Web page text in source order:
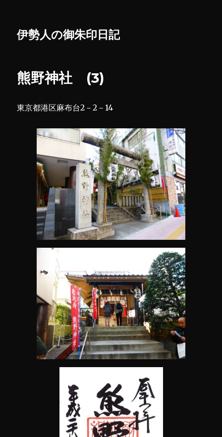
伊勢人の御朱印日記
熊野神社 (3)
東京都港区麻布台2－2－14